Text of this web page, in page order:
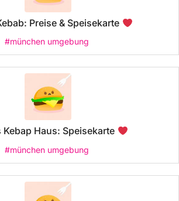
Preise & Speisekarte
#münchen umgebung
Kebap Haus: Speisekarte
#münchen umgebung